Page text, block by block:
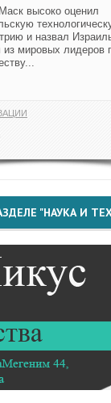
высоко оценил
и назвал
из мировых лидеров
"НАУКА И